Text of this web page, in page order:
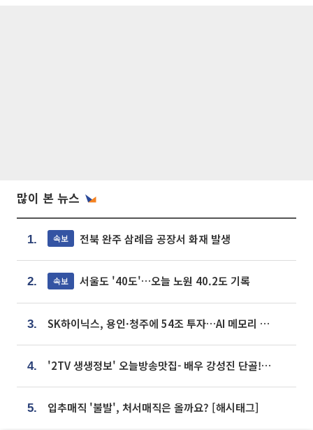
많이 본 뉴스
1. 속보 전북 완주 삼례읍 공장서 화재 발생
2. 속보 서울도 '40도'…오늘 노원 40.2도 기록
3. SK하이닉스, 용인·청주에 54조 투자…AI 메모리 생산기지 키운다
4. '2TV 생생정보' 오늘방송맛집- 배우 강성진 단골! 쌀국수ㆍ푸팟퐁 커리 맛집 '블○○○'
5. 입추매직 '불발', 처서매직은 올까요? [해시태그]